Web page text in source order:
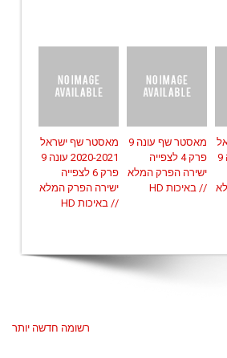
מאסטר שף ישראל
2020-2021 עונה 9
פרק 6 לצפייה
ישירה הפרק המלא
// באיכות HD
מאסטר שף עונה 9
פרק 4 לצפייה
ישירה הפרק המלא
// באיכות HD
2020-2021 עונה 9
רשומה חדשה יותר